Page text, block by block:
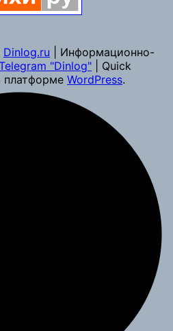
Dinlog.ru | Информационно-
"Dinlog" | Quick
платформе WordPress.